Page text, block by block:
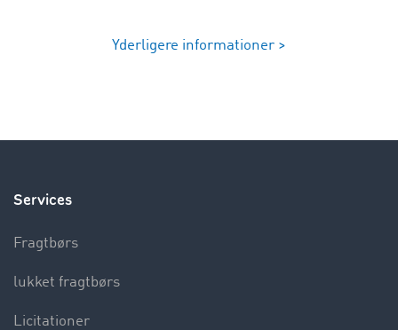
Yderligere informationer >
Services
Fragtbørs
lukket fragtbørs
Licitationer